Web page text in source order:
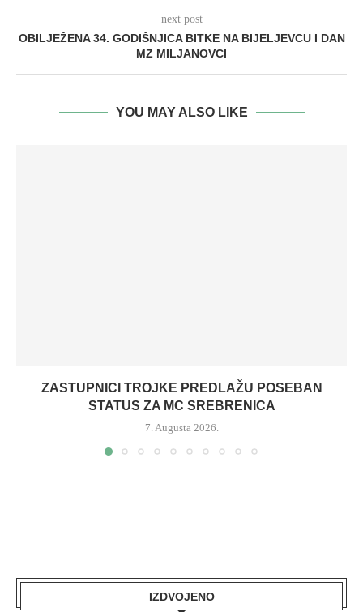
next post
OBILJEŽENA 34. GODIŠNJICA BITKE NA BIJELJEVCU I DAN
MZ MILJANOVCI
YOU MAY ALSO LIKE
ZASTUPNICI TROJKE PREDLAŽU POSEBAN
STATUS ZA MC SREBRENICA
7. Augusta 2026.
IZDVOJENO